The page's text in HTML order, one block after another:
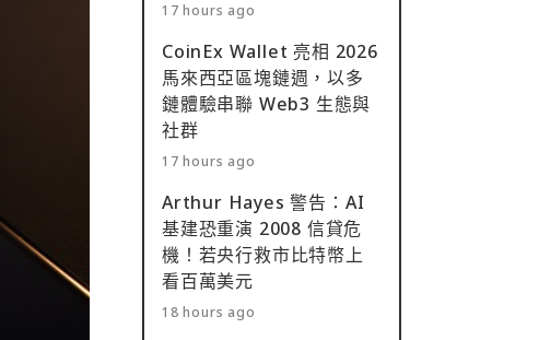
17 hours ago
CoinEx Wallet 亮相 2026
馬來西亞區塊鏈週，以多
鏈體驗串聯 Web3 生態與
社群
17 hours ago
Arthur Hayes 警告：AI
基建恐重演 2008 信貸危
機！若央行救市比特幣上
看百萬美元
18 hours ago